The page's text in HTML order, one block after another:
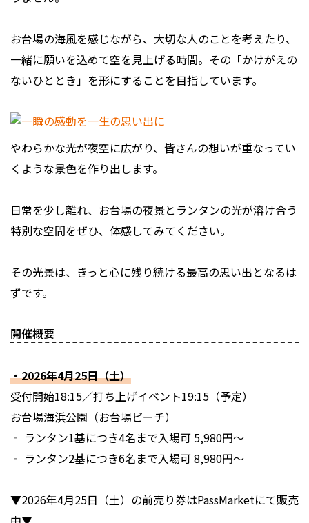
お台場の海風を感じながら、大切な人のことを考えたり、
一緒に願いを込めて空を見上げる時間。その「かけがえの
ないひととき」を形にすることを目指しています。
やわらかな光が夜空に広がり、皆さんの想いが重なってい
くような景色を作り出します。
日常を少し離れ、お台場の夜景とランタンの光が溶け合う
特別な空間をぜひ、体感してみてください。
その光景は、きっと心に残り続ける最高の思い出となるは
ずです。
開催概要
・2026年4月25日（土）
受付開始18:15／打ち上げイベント19:15（予定）
お台場海浜公園（お台場ビーチ）
‐ ランタン1基につき4名まで入場可 5,980円〜
‐ ランタン2基につき6名まで入場可 8,980円〜
▼2026年4月25日（土）の前売り券はPassMarketにて販売